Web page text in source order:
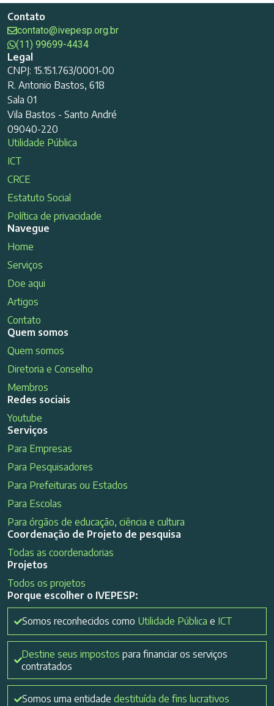
Contato
contato@ivepesp.org.br
(11) 99699-4434
Legal
CNPJ: 15.151.763/0001-00
R. Antonio Bastos, 618
Sala 01
Vila Bastos - Santo André
09040-220
Utilidade Pública
ICT
CRCE
Estatuto Social
Política de privacidade
Navegue
Home
Serviços
Doe aqui
Artigos
Contato
Quem somos
Quem somos
Diretoria e Conselho
Membros
Redes sociais
Youtube
Serviços
Para Empresas
Para Pesquisadores
Para Prefeituras ou Estados
Para Escolas
Para órgãos de educação, ciência e cultura
Coordenação de Projeto de pesquisa
Todas as coordenadorias
Projetos
Todos os projetos
Porque escolher o IVEPESP:
Somos reconhecidos como Utilidade Pública e ICT
Destine seus impostos para financiar os serviços
contratados
Somos uma entidade destituída de fins lucrativos